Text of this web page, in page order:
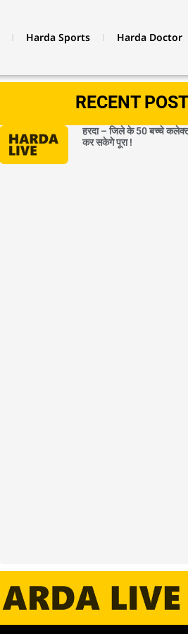
Harda Sports Harda Doctor
RECENT
हरदा – जिले के 50 बच्चे
कर सकेगे पूरा !